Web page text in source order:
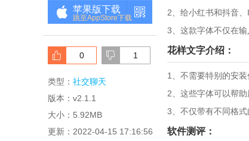
苹果版下载
跳至AppStore下载
0 1
类型： 社交聊天
版本：v2.1.1
大小：5.92MB
更新：2022-04-15 17:16:56
2、给小红书和抖音
3、这款字体不仅在
花样文字介绍：
1、不需要特别的安
2、这些字体可以帮助
3、不仅带有不同格式
软件测评：